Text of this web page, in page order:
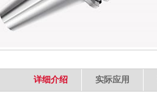
详细介绍 实际应用